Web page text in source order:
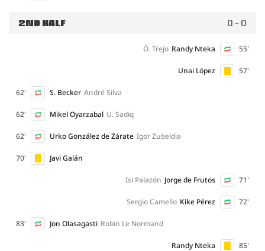
2ND HALF 0 - 0
55'
Randy Nteka
Ó. Trejo
57'
Unai López
62' S. Becker André Silva
62' Mikel Oyarzabal U. Sadiq
62' Urko González de Zárate Igor Zubeldia
70' Javi Galán
71'
Jorge de Frutos
Isi Palazón
72'
Kike Pérez
Sergio Camello
83' Jon Olasagasti Robin Le Normand
85'
Randy Nteka